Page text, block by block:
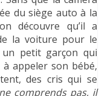
du siège auto à la
découvre qu’il a
la voiture pour le
petit garçon qui
appeler son bébé,
des cris qui se
comprends pas, il